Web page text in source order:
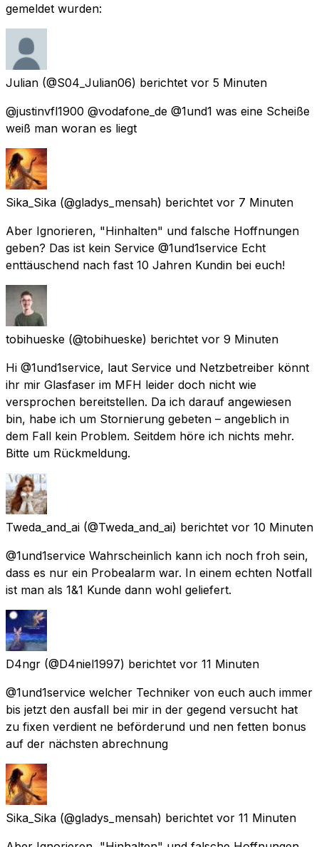
gemeldet wurden:
Julian (@S04_Julian06) berichtet vor 5 Minuten
@justinvfl1900 @vodafone_de @1und1 was eine Scheiße
weiß man woran es liegt
Sika_Sika (@gladys_mensah) berichtet vor 7 Minuten
Aber Ignorieren, "Hinhalten" und falsche Hoffnungen
geben? Das ist kein Service @1und1service Echt
enttäuschend nach fast 10 Jahren Kundin bei euch!
tobihueske (@tobihueske) berichtet vor 9 Minuten
Hi @1und1service, laut Service und Netzbetreiber könnt
ihr mir Glasfaser im MFH leider doch nicht wie
versprochen bereitstellen. Da ich darauf angewiesen
bin, habe ich um Stornierung gebeten – angeblich in
dem Fall kein Problem. Seitdem höre ich nichts mehr.
Bitte um Rückmeldung.
Tweda_and_ai (@Tweda_and_ai) berichtet vor 10 Minuten
@1und1service Wahrscheinlich kann ich noch froh sein,
dass es nur ein Probealarm war. In einem echten Notfall
ist man als 1&1 Kunde dann wohl geliefert.
D4ngr (@D4niel1997) berichtet vor 11 Minuten
@1und1service welcher Techniker von euch auch immer
bis jetzt den ausfall bei mir in der gegend versucht hat
zu fixen verdient ne beförderund und nen fetten bonus
auf der nächsten abrechnung
Sika_Sika (@gladys_mensah) berichtet vor 11 Minuten